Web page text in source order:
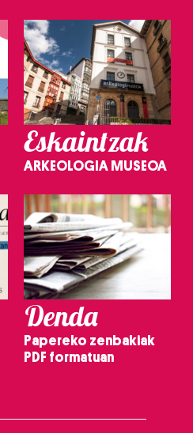
Eskaintzak
ARKEOLOGIA MUSEOA
Denda
Papereko zenbakiak
PDF formatuan